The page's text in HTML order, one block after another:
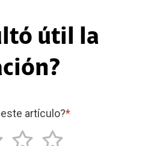
útil la
artículo?*